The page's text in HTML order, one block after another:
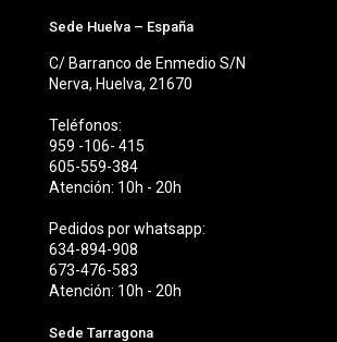
Sede Huelva – España
C/ Barranco de Enmedio S/N
Nerva, Huelva, 21670
Teléfonos:
959 -106- 415
605-559-384
Atención: 10h - 20h
Pedidos por whatsapp:
634-894-908
673-476-583
Atención: 10h - 20h
Sede Tarragona